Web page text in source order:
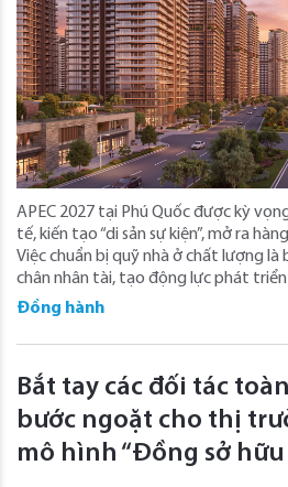
APEC 2027 tại Phú Quốc được kỳ
tế, kiến tạo “di sản sự kiện”, mở ra
Việc chuẩn bị quỹ nhà ở chất lượng
chân nhân tài, tạo động lực phát
Đồng hành
Bắt tay các đối tác
bước ngoặt cho thị
mô hình “Đồng sở hữu